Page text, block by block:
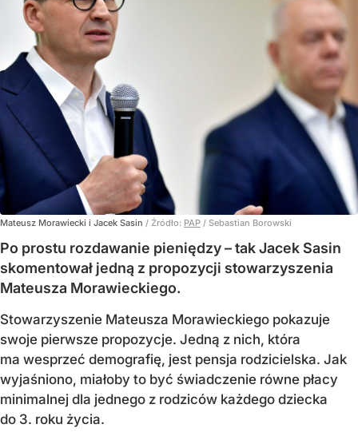
Mateusz Morawiecki i Jacek Sasin / Źródło: PAP / Sebastian Borowski
Po prostu rozdawanie pieniędzy – tak Jacek Sasin
skomentował jedną z propozycji stowarzyszenia
Mateusza Morawieckiego.
Stowarzyszenie Mateusza Morawieckiego pokazuje
swoje pierwsze propozycje. Jedną z nich, która
ma wesprzeć demografię, jest pensja rodzicielska. Jak
wyjaśniono, miałoby to być świadczenie równe płacy
minimalnej dla jednego z rodziców każdego dziecka
do 3. roku życia.